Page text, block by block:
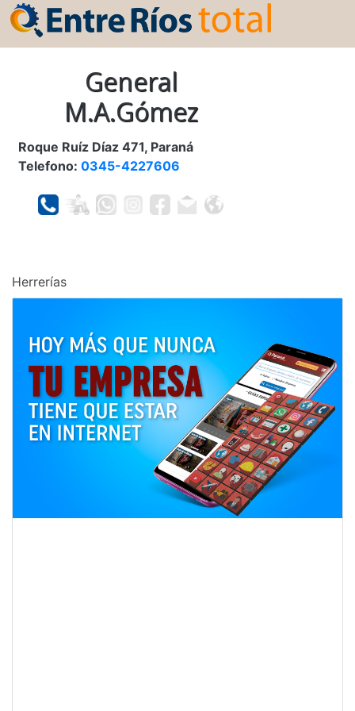
General
M.A.Gómez
Roque Ruíz Díaz 471, Paraná
Telefono: 0345-4227606
Herrerías